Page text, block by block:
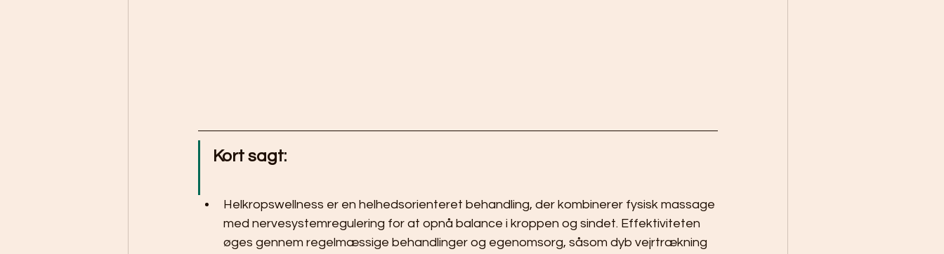
Kort sagt:
Helkropswellness er en helhedsorienteret behandling, der kombinerer fysisk massage
med nervesystemregulering for at opnå balance i kroppen og sindet. Effektiviteten
øges gennem regelmæssige behandlinger og egenomsorg, såsom dyb vejrtrækning